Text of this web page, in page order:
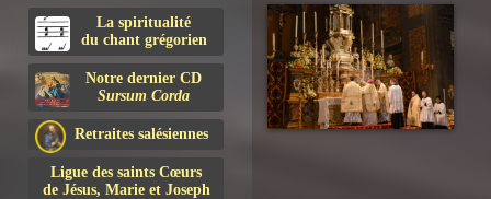
La spiritualité
du chant grégorien
Notre dernier CD
Sursum Corda
Retraites salésiennes
Ligue des saints Cœurs
de Jésus, Marie et Joseph